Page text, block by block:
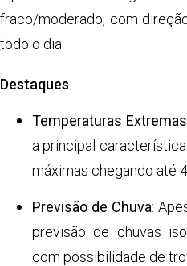
fraco/moderado, com
todo o dia.
Destaques
Temperaturas Extremas
a principal
máximas chegando até
Previsão de Chuva:
previsão de chuvas
com possibilidade de